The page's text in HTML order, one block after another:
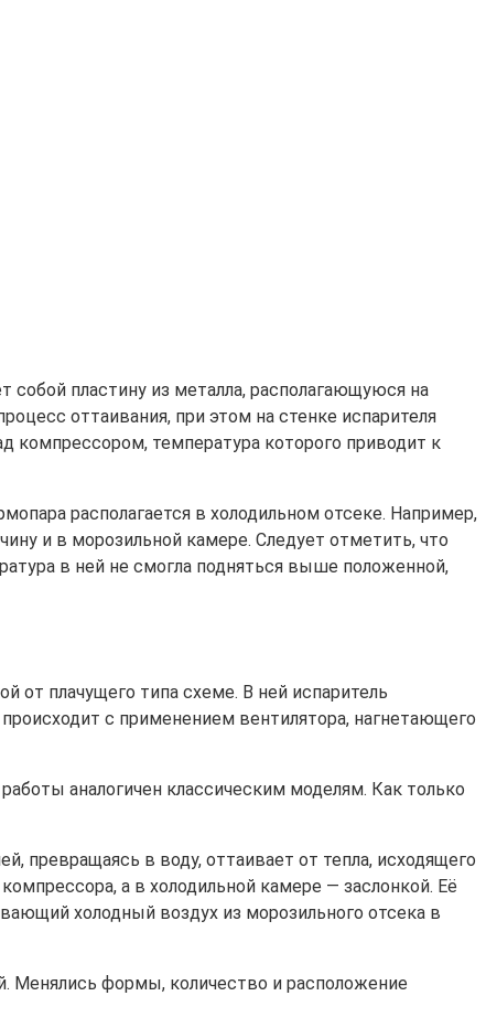
собой пластину из металла, располагающуюся на
оттаивания, при этом на стенке испарителя
компрессором, температура которого приводит к
располагается в холодильном отсеке. Например,
и в морозильной камере. Следует отметить, что
в ней не смогла подняться выше положенной,
от плачущего типа схеме. В ней испаритель
с применением вентилятора, нагнетающего
аналогичен классическим моделям. Как только
превращаясь в воду, оттаивает от тепла, исходящего
а в холодильной камере — заслонкой. Её
холодный воздух из морозильного отсека в
Менялись формы, количество и расположение